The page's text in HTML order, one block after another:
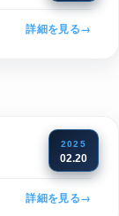
詳細を見る→
2025
02.20
詳細を見る→